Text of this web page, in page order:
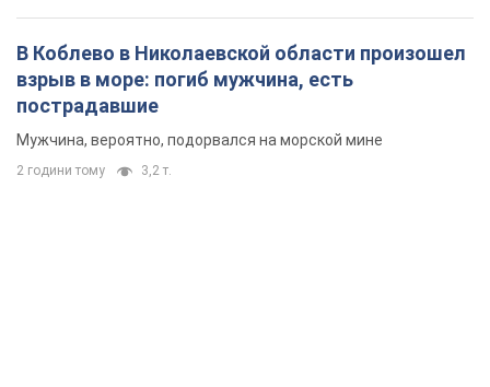
В Коблево в Николаевской области произошел
взрыв в море: погиб мужчина, есть
пострадавшие
Мужчина, вероятно, подорвался на морской мине
2 години тому 3,2 т.